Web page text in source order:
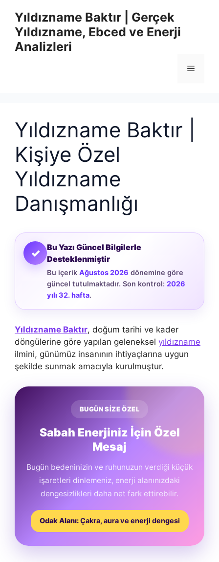
Yıldızname Baktır | Gerçek
Yıldızname, Ebced ve Enerji
Analizleri
Menü
Yıldızname Baktır |
Kişiye Özel
Yıldızname
Danışmanlığı
✓
Bu Yazı Güncel Bilgilerle
Desteklenmiştir
Bu içerik Ağustos 2026 dönemine göre
güncel tutulmaktadır. Son kontrol: 2026
yılı 32. hafta.
Yıldızname Baktır, doğum tarihi ve kader
döngülerine göre yapılan geleneksel yıldızname
ilmini, günümüz insanının ihtiyaçlarına uygun
şekilde sunmak amacıyla kurulmuştur.
BUGÜN SİZE ÖZEL
Sabah Enerjiniz İçin Özel
Mesaj
Bugün bedeninizin ve ruhunuzun verdiği küçük
işaretleri dinlemeniz, enerji alanınızdaki
dengesizlikleri daha net fark ettirebilir.
Odak Alanı:Çakra, aura ve enerji dengesi